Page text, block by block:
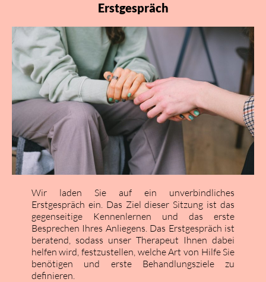
Erstgespräch
Wir laden Sie auf ein unverbindliches
Erstgespräch ein. Das Ziel dieser Sitzung ist das
gegenseitige Kennenlernen und das erste
Besprechen Ihres Anliegens. Das Erstgespräch ist
beratend, sodass unser Therapeut Ihnen dabei
helfen wird, festzustellen, welche Art von Hilfe Sie
benötigen und erste Behandlungsziele zu
definieren.